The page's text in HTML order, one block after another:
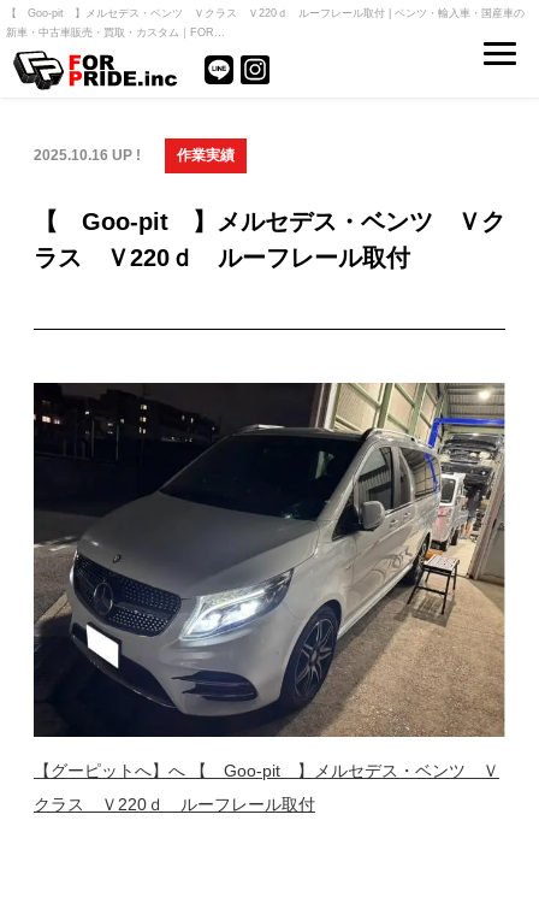
【 Goo-pit 】メルセデス・ベンツ Ｖクラス Ｖ220ｄ ルーフレール取付 | ベンツ・輸入車・国産車の
新車・中古車販売・買取・カスタム｜FOR…
2025.10.16 UP ! 作業実績
【 Goo-pit 】メルセデス・ベンツ Ｖク
ラス Ｖ220ｄ ルーフレール取付
【グーピットへ】へ 【 Goo-pit 】メルセデス・ベンツ Ｖ
クラス Ｖ220ｄ ルーフレール取付